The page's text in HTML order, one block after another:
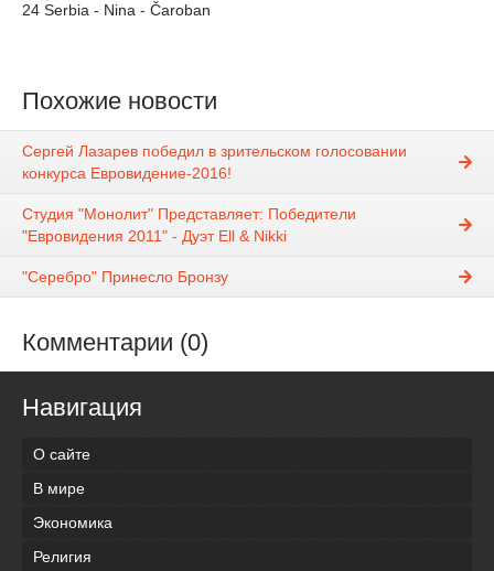
24 Serbia - Nina - Čaroban
Похожие новости
Сергей Лазарев победил в зрительском голосовании
конкурса Евровидение-2016!
Студия "Монолит" Представляет: Победители
"Евровидения 2011" - Дуэт Ell & Nikki
"Серебро" Принесло Бронзу
Комментарии (0)
Навигация
О сайте
В мире
Экономика
Религия